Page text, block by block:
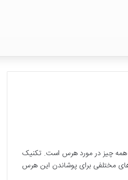
همه چیز در مورد هرس است. تکنیک
مختلفی برای پوشاندن این هرس